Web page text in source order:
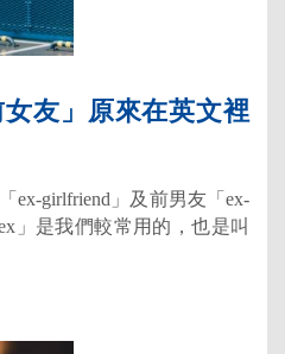
女友」原來在英文裡
ex-girlfriend」及前男友「ex-
」是我們較常用的，也是叫